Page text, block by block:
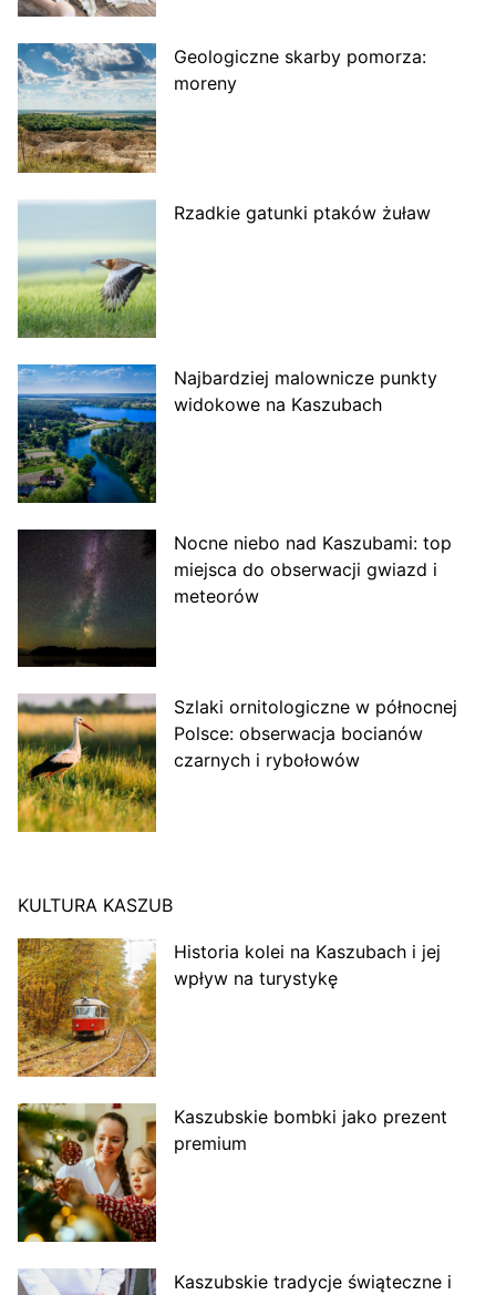
Geologiczne skarby pomorza:
moreny
Rzadkie gatunki ptaków żuław
Najbardziej malownicze punkty
widokowe na Kaszubach
Nocne niebo nad Kaszubami: top
miejsca do obserwacji gwiazd i
meteorów
Szlaki ornitologiczne w północnej
Polsce: obserwacja bocianów
czarnych i rybołowów
KULTURA KASZUB
Historia kolei na Kaszubach i jej
wpływ na turystykę
Kaszubskie bombki jako prezent
premium
Kaszubskie tradycje świąteczne i